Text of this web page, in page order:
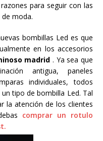
para seguir con las
moda.
bombillas Led es que
en los accesorios
madrid . Ya sea que
antigua, paneles
individuales, todos
tipo de bombilla Led. Tal
la atención de los clientes
comprar un rotulo